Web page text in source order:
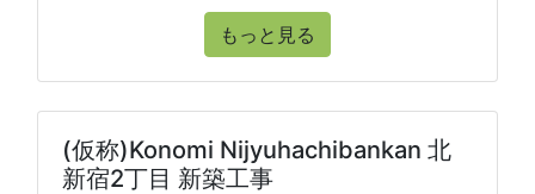
もっと見る
(仮称)Konomi Nijyuhachibankan 北
新宿2丁目 新築工事